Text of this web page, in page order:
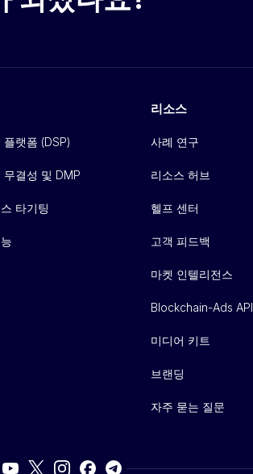
플랫폼 (DSP)
무결성 및 DMP
타기팅
리소스
사례 연구
리소스 허브
헬프 센터
고객 피드백
마켓 인텔리전스
Blockchain-Ads API
미디어 키트
브랜딩
자주 묻는 질문